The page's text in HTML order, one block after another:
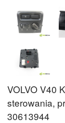
VOLVO V40
sterowania,
30613944